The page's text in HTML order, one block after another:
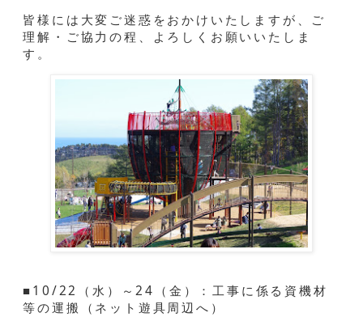
皆様には大変ご迷惑をおかけいたしますが、ご
理解・ご協力の程、よろしくお願いいたしま
す。
■10/22 （水）～24 （金）：工事に係る資機材
等の運搬（ネット遊具周辺へ）